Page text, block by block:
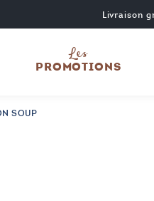
Livraison
Les
PROMOTIONS
SOUP